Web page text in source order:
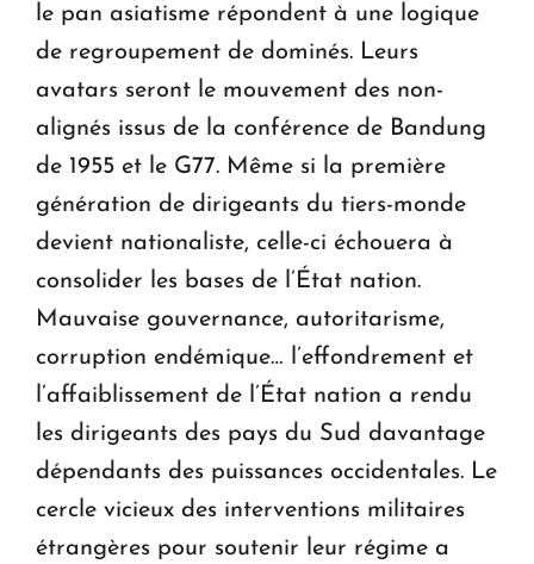
le pan asiatisme répondent à une logique
de regroupement de dominés. Leurs
avatars seront le mouvement des non-
alignés issus de la conférence de Bandung
de 1955 et le G77. Même si la première
génération de dirigeants du tiers-monde
devient nationaliste, celle-ci échouera à
consolider les bases de l’État nation.
Mauvaise gouvernance, autoritarisme,
corruption endémique… l’effondrement et
l’affaiblissement de l’État nation a rendu
les dirigeants des pays du Sud davantage
dépendants des puissances occidentales. Le
cercle vicieux des interventions militaires
étrangères pour soutenir leur régime a